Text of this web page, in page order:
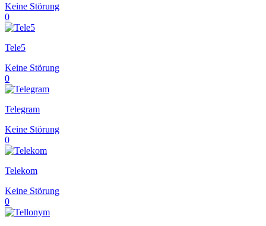
Keine Störung
0
Tele5
Keine Störung
0
Telegram
Keine Störung
0
Telekom
Keine Störung
0